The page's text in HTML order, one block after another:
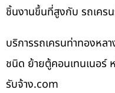
ชิ้นงานขึ้นที่สูงกับ รถเคร
บริการรถเครนท่าทองห
ชนิด ย้ายตู้คอนเทนเนอร์
รับจ้าง.com